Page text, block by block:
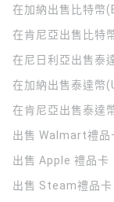
在加納出售比特幣
在肯尼亞出售比特
在尼日利亞出售泰
在加納出售泰達幣
在肯尼亞出售泰達
出售 Walmart禮品
出售 Apple 禮品卡
出售 Steam禮品卡